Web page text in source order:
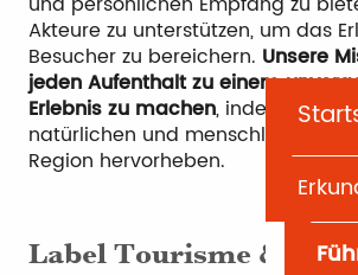
Akteure zu unterstützen, um das
Besucher zu bereichern. Unsere
jeden Aufenthalt zu einem
Erlebnis zu machen, indem wir
natürlichen und menschlichen
Region hervorheben.
Label Tourisme &